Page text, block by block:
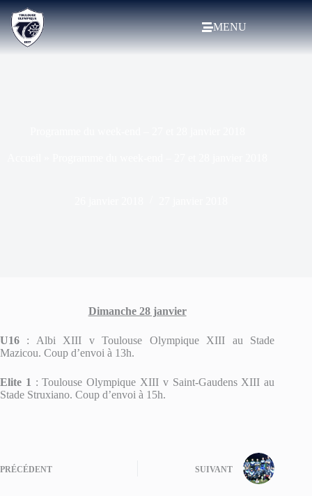
MENU
Dimanche 28 janvier
U16 : Albi XIII v Toulouse Olympique XIII au Stade
Mazicou. Coup d’envoi à 13h.
Elite 1 : Toulouse Olympique XIII v Saint-Gaudens XIII au
Stade Struxiano. Coup d’envoi à 15h.
PRÉCÉDENT SUIVANT